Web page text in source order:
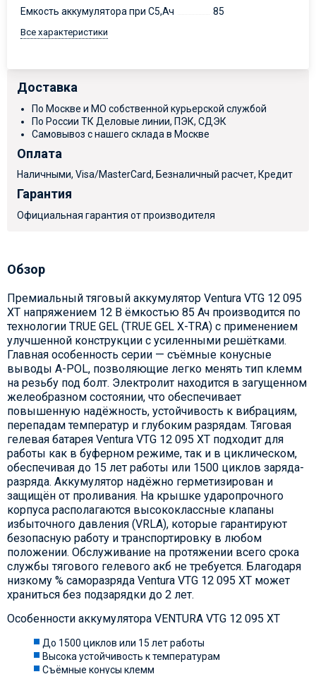
Емкость аккумулятора при С5,Ач
85
Все характеристики
Доставка
По Москве и МО собственной курьерской службой
По России ТК Деловые линии, ПЭК, СДЭК
Самовывоз с нашего склада в Москве
Оплата
Наличными, Visa/MasterCard, Безналичный расчет, Кредит
Гарантия
Официальная гарантия от производителя
Обзор
Премиальный тяговый аккумулятор Ventura VTG 12 095
XT напряжением 12 В ёмкостью 85 Ач производится по
технологии TRUE GEL (TRUE GEL X-TRA) с применением
улучшенной конструкции с усиленными решётками.
Главная особенность серии — съёмные конусные
выводы A-POL, позволяющие легко менять тип клемм
на резьбу под болт. Электролит находится в загущенном
желеобразном состоянии, что обеспечивает
повышенную надёжность, устойчивость к вибрациям,
перепадам температур и глубоким разрядам. Тяговая
гелевая батарея Ventura VTG 12 095 XT подходит для
работы как в буферном режиме, так и в циклическом,
обеспечивая до 15 лет работы или 1500 циклов заряда-
разряда. Аккумулятор надёжно герметизирован и
защищён от проливания. На крышке ударопрочного
корпуса располагаются высококлассные клапаны
избыточного давления (VRLA), которые гарантируют
безопасную работу и транспортировку в любом
положении. Обслуживание на протяжении всего срока
службы тягового гелевого акб не требуется. Благодаря
низкому % саморазряда Ventura VTG 12 095 XT может
храниться без подзарядки до 2 лет.
Особенности аккумулятора VENTURA VTG 12 095 XT
До 1500 циклов или 15 лет работы
Высока устойчивость к температурам
Съёмные конусы клемм